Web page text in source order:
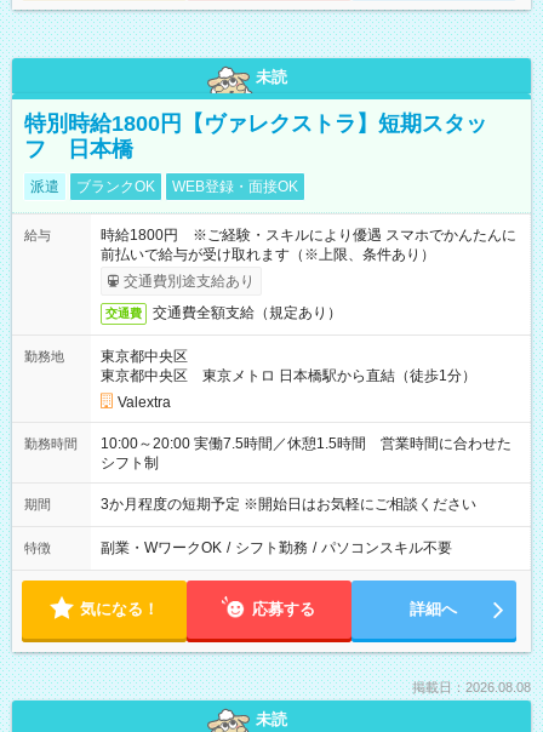
未読
特別時給1800円【ヴァレクストラ】短期スタッ
フ 日本橋
派遣 ブランクOK WEB登録・面接OK
給与
時給1800円 ※ご経験・スキルにより優遇 スマホでかんたんに
前払いで給与が受け取れます（※上限、条件あり）
交通費別途支給あり
交通費 交通費全額支給（規定あり）
勤務地
東京都中央区
東京都中央区 東京メトロ 日本橋駅から直結（徒歩1分）
Valextra
勤務時間
10:00～20:00 実働7.5時間／休憩1.5時間 営業時間に合わせた
シフト制
期間 3か月程度の短期予定 ※開始日はお気軽にご相談ください
特徴 副業・WワークOK / シフト勤務 / パソコンスキル不要
気になる！ 応募する 詳細へ
掲載日：2026.08.08
未読